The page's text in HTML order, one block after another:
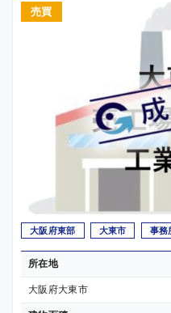
売買
大阪府東部 大東市 事務
所在地
大阪府大東市